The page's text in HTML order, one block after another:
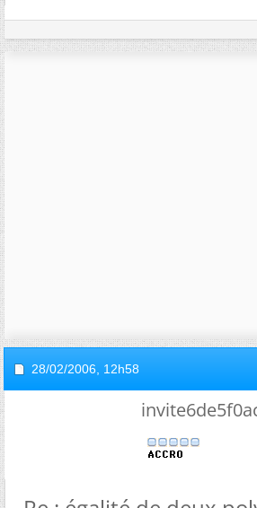
28/02/2006, 12h58